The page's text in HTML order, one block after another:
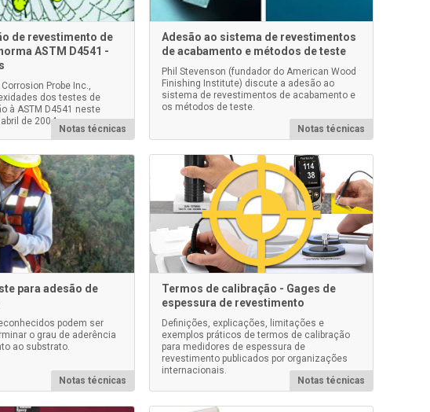
de revestimento de
ASTM D4541 -
Probe Inc.,
dos testes de
à ASTM D4541 neste
de 2004.
Notas técnicas
Adesão ao sistema de revestimentos
de acabamento e métodos de teste
Phil Stevenson (fundador do American Wood
Finishing Institute) discute a adesão ao
sistema de revestimentos de acabamento e
os métodos de teste.
Notas técnicas
para adesão de
podem ser
o grau de aderência
ao substrato.
Notas técnicas
Termos de calibração - Gages de
espessura de revestimento
Definições, explicações, limitações e
exemplos práticos de termos de calibração
para medidores de espessura de
revestimento publicados por organizações
internacionais.
Notas técnicas